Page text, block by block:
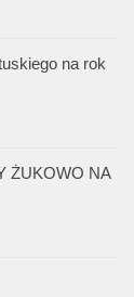
na rok
ŻUKOWO NA